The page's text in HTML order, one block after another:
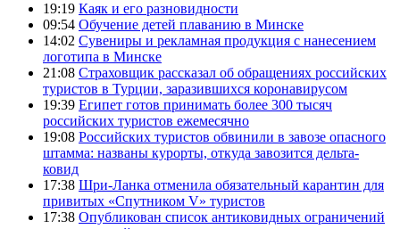
19:19 Каяк и его разновидности
09:54 Обучение детей плаванию в Минске
14:02 Сувениры и рекламная продукция с нанесением
логотипа в Минске
21:08 Страховщик рассказал об обращениях российских
туристов в Турции, заразившихся коронавирусом
19:39 Египет готов принимать более 300 тысяч
российских туристов ежемесячно
19:08 Российских туристов обвинили в завозе опасного
штамма: названы курорты, откуда завозится дельта-
ковид
17:38 Шри-Ланка отменила обязательный карантин для
привитых «Спутником V» туристов
17:38 Опубликован список антиковидных ограничений